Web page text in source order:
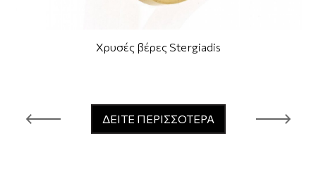
Χρυσές βέρες Stergiadis
ΔΕΙΤΕ ΠΕΡΙΣΣΟΤΕΡΑ